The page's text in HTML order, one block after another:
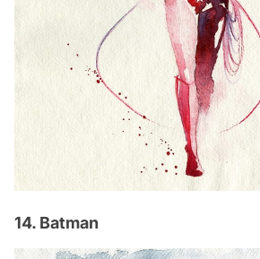
14. Batman